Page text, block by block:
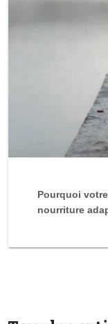
Pourquoi
nourriture